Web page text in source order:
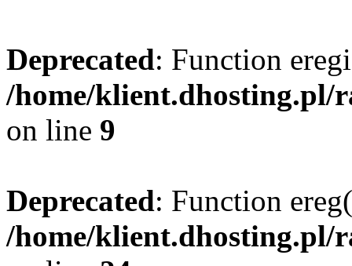
Deprecated: Function
/home/klient.dhosting.pl/
on line 9
Deprecated: Function
/home/klient.dhosting.pl/